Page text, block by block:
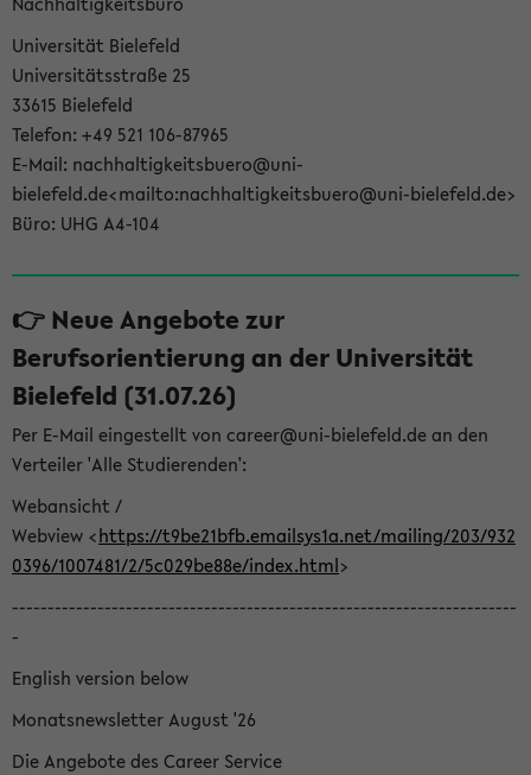
Universität Bielefeld
Universitätsstraße 25
33615 Bielefeld
Telefon: +49 521 106-87965
E-Mail: nachhaltigkeitsbuero@uni-
bielefeld.de<mailto:nachhaltigkeitsbuero@uni-bielefeld.de>
Büro: UHG A4-104
👉 Neue Angebote zur
Berufsorientierung an der Universität
Bielefeld (31.07.26)
Per E-Mail eingestellt von career@uni-bielefeld.de an den
Verteiler 'Alle Studierenden':
Webansicht /
Webview <https://t9be21bfb.emailsys1a.net/mailing/203/932
0396/1007481/2/5c029be88e/index.html>
-----------------------------------------------------------------------
-
English version below
Monatsnewsletter August '26
Die Angebote des Career Service